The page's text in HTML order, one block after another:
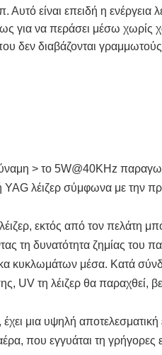
είναι επειδή η ενέργεια
για να περάσει μέσω χωρίς
δεν διαβάζονται
> το 5W@40KHz
λέιζερ σύμφωνα με την
εκτός από τον πελάτη
τη δυνατότητα ζημίας του
κυκλωμάτων μέσα. Κατά
UV τη λέιζερ θα παραχθεί,
μια υψηλή
που εγγυάται τη γρήγορες